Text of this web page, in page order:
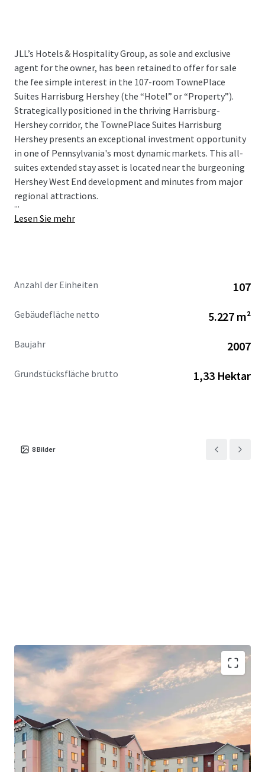
JLL’s Hotels & Hospitality Group, as sole and exclusive
agent for the owner, has been retained to offer for sale
the fee simple interest in the 107-room TownePlace
Suites Harrisburg Hershey (the “Hotel” or “Property”).
Strategically positioned in the thriving Harrisburg-
Hershey corridor, the TownePlace Suites Harrisburg
Hershey presents an exceptional investment opportunity
in one of Pennsylvania's most dynamic markets. This all-
suites extended stay asset is located near the burgeoning
Hershey West End development and minutes from major
regional attractions.
...
Lesen Sie mehr
Anzahl der Einheiten 107
Gebäudefläche netto 5.227 m²
Baujahr 2007
Grundstücksfläche brutto 1,33 Hektar
8Bilder
Highly Desirable Marriott Brand Affiliation
Premium Extended Stay Sector Growth
Absence of Lodging Supply in Harrisburg
Resilient Lodging Market